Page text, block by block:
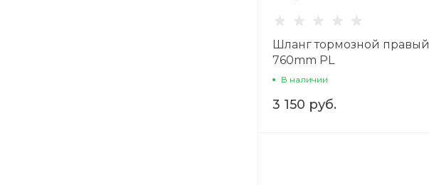
Шланг тормозной правый
760mm PL
В наличии
3 150 руб.